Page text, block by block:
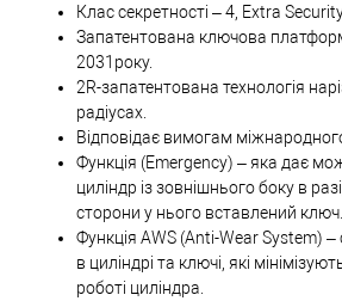
Клас секретності – 4, Extra
Запатентована ключова
2031року.
2R-запатентована технологія
радіусах.
Відповідає вимогам
Функція (Emergency) – яка дає
циліндр із зовнішнього боку в
сторони у нього вставлений ключ.
Функція AWS (Anti-Wear System) –
в циліндрі та ключі, які
роботі циліндра.